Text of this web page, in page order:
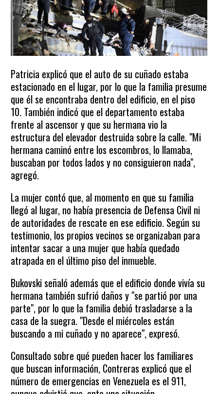
Patricia explicó que el auto de su cuñado estaba
estacionado en el lugar, por lo que la familia presume
que él se encontraba dentro del edificio, en el piso
10. También indicó que el departamento estaba
frente al ascensor y que su hermana vio la
estructura del elevador destruida sobre la calle. "Mi
hermana caminó entre los escombros, lo llamaba,
buscaban por todos lados y no consiguieron nada",
agregó.
La mujer contó que, al momento en que su familia
llegó al lugar, no había presencia de Defensa Civil ni
de autoridades de rescate en ese edificio. Según su
testimonio, los propios vecinos se organizaban para
intentar sacar a una mujer que había quedado
atrapada en el último piso del inmueble.
Bukovski señaló además que el edificio donde vivía su
hermana también sufrió daños y "se partió por una
parte", por lo que la familia debió trasladarse a la
casa de la suegra. "Desde el miércoles están
buscando a mi cuñado y no aparece", expresó.
Consultado sobre qué pueden hacer los familiares
que buscan información, Contreras explicó que el
número de emergencias en Venezuela es el 911,